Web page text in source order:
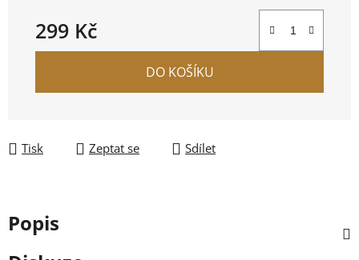
299 Kč
Měrná cena:
DO KOŠÍKU
Tisk Zeptat se Sdílet
Popis